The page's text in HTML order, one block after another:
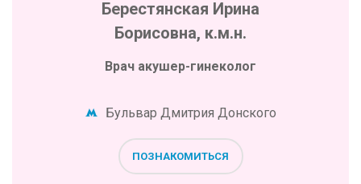
Берестянская Ирина
Борисовна, к.м.н.
Врач акушер-гинеколог
Бульвар Дмитрия Донского
ПОЗНАКОМИТЬСЯ